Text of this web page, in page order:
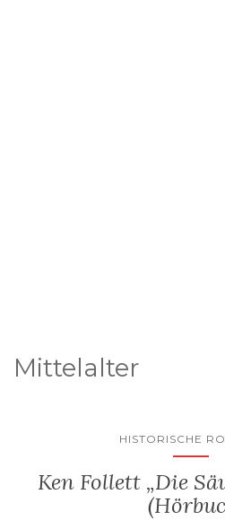
Mittelalter
HISTORISCHE
Ken Follett „Die